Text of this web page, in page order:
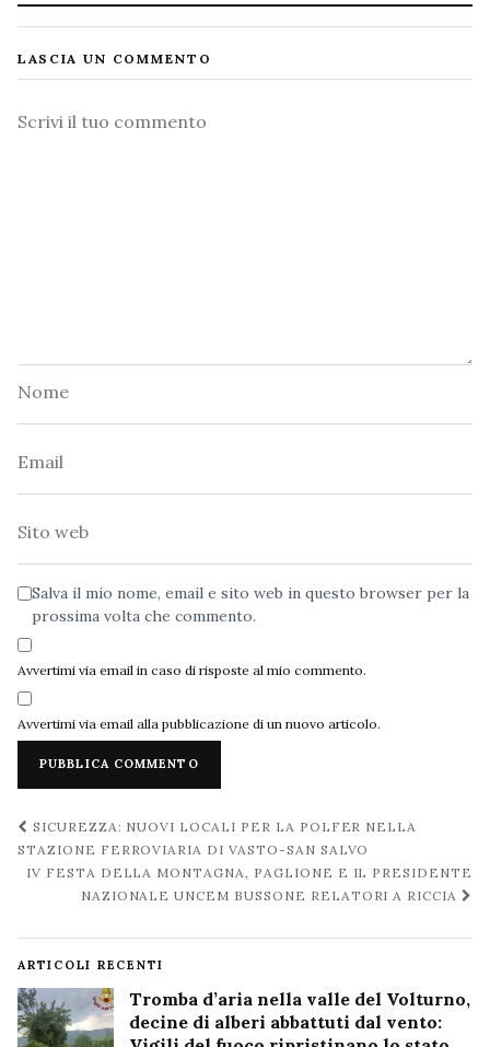
LASCIA UN COMMENTO
Commento
Salva il mio nome, email e sito web in questo browser per la
prossima volta che commento.
Avvertimi via email in caso di risposte al mio commento.
Avvertimi via email alla pubblicazione di un nuovo articolo.
Navigazione
post
SICUREZZA: NUOVI LOCALI PER LA POLFER NELLA
STAZIONE FERROVIARIA DI VASTO-SAN SALVO
IV FESTA DELLA MONTAGNA, PAGLIONE E IL PRESIDENTE
NAZIONALE UNCEM BUSSONE RELATORI A RICCIA
ARTICOLI RECENTI
Tromba d’aria nella valle del Volturno,
decine di alberi abbattuti dal vento: